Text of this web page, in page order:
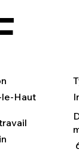
le-Haut